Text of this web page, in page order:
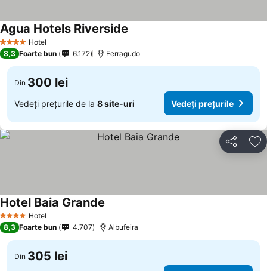
4 Stele Hotel
Agua Hotels Riverside
8,3 Foarte bun 6.172 Ferragudo
Din 300 lei
Vedeți prețurile de la 8 site-uri Vedeți prețurile
Distribuiți
4 Stele Hotel
Hotel Baia Grande
8,3 Foarte bun 4.707 Albufeira
Din 305 lei